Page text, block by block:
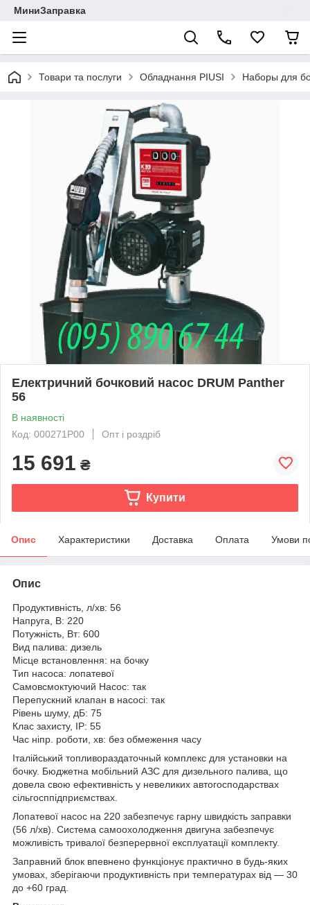
МиниЗаправка
Товари та послуги Обладнання PIUSI Наборы для
Електричний бочковий насос DRUM Panther
56
В наявності
Код: 000271P00
Опт і роздріб
15 691 ₴
Купити
Опис Характеристики Доставка Оплата Умови
Опис
Продуктивність, л/хв: 56
Напруга, В: 220
Потужність, Вт: 600
Вид палива: дизель
Місце встановлення: на бочку
Тип насоса: лопатевої
Самовсмоктуючий Насос: так
Перепускний клапан в насосі: так
Рівень шуму, дБ: 75
Клас захисту, IP: 55
Час ніпр. роботи, хв: без обмеження часу
Італійський топливораздаточный комплекс для установки на
бочку. Бюджетна мобільний АЗС для дизельного палива, що
довела свою ефективність у невеликих автогосподарствах
сільгосппідприємствах.
Лопатевої насос на 220 забезпечує гарну швидкість заправки
(56 л/хв). Система самоохолодження двигуна забезпечує
можливість тривалої безперервної експлуатації комплекту.
Заправний блок впевнено функціонує практично в будь-яких
умовах, зберігаючи продуктивність при температурах від — 30
до +60 град.